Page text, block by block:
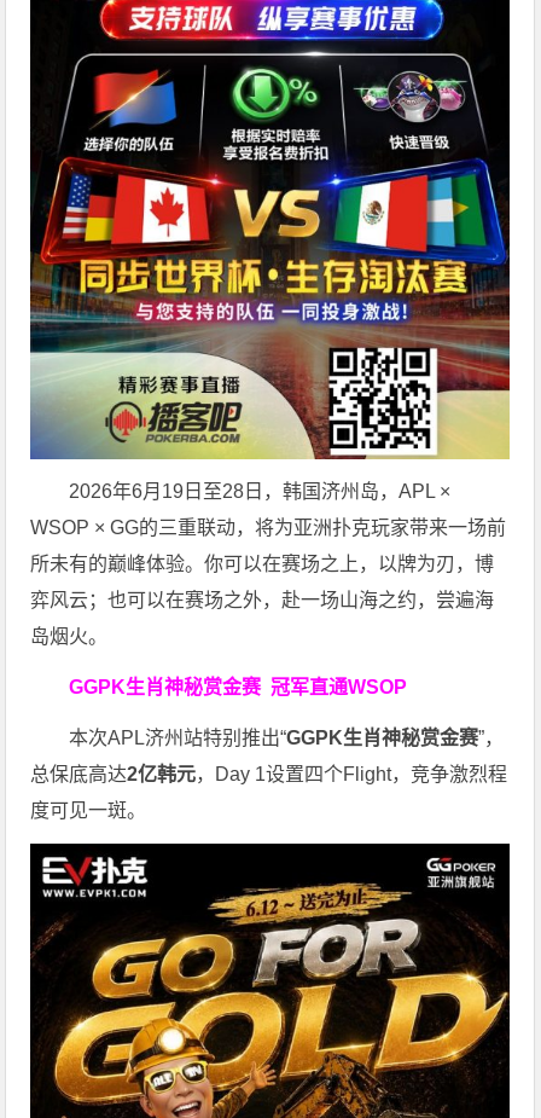
2026年6月19日至28日，韩国济州岛，APL ×
WSOP × GG的三重联动，将为亚洲扑克玩家带来一场前
所未有的巅峰体验。你可以在赛场之上，以牌为刃，博
弈风云；也可以在赛场之外，赴一场山海之约，尝遍海
岛烟火。
GGPK生肖神秘赏金赛冠军直通WSOP
本次APL济州站特别推出“GGPK生肖神秘赏金赛”，
总保底高达2亿韩元，Day 1设置四个Flight，竞争激烈程
度可见一斑。